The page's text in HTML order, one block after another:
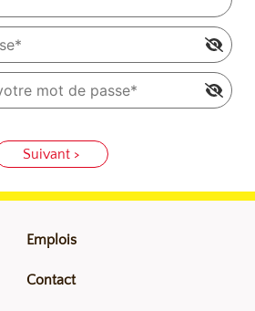
Suivant >
Emplois
Contact